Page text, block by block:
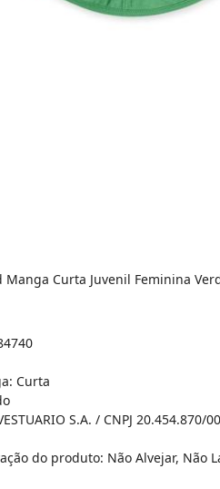
Manga Curta Juvenil Feminina
Curta
S.A. / CNPJ 20.454.870/
do produto: Não Alvejar, Não